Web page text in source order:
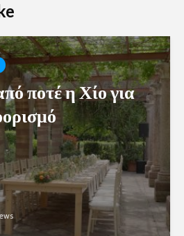
ποτέ η Χίο για